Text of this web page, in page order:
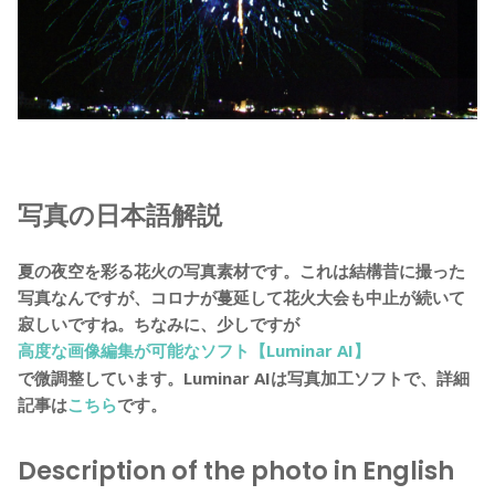
写真の日本語解説
夏の夜空を彩る花火の写真素材です。これは結構昔に撮った
写真なんですが、コロナが蔓延して花火大会も中止が続いて
寂しいですね。ちなみに、少しですが
高度な画像編集が可能なソフト【Luminar AI】
で微調整しています。Luminar AIは写真加工ソフトで、詳細
記事はこちらです。
Description of the photo in English